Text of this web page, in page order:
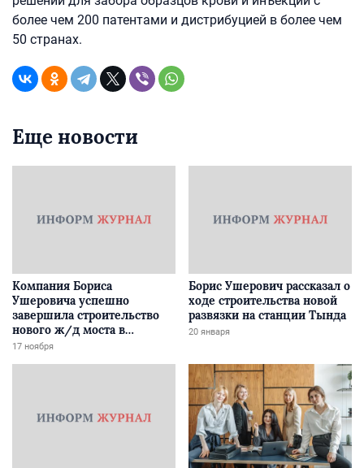
более чем 200 патентами и дистрибуцией в более чем
50 странах.
Еще новости
Компания Бориса
Ушеровича успешно
завершила строительство
нового ж/д моста в
Забайкалье
17 ноября
Борис Ушерович рассказал о
ходе строительства новой
развязки на станции Тында
20 января